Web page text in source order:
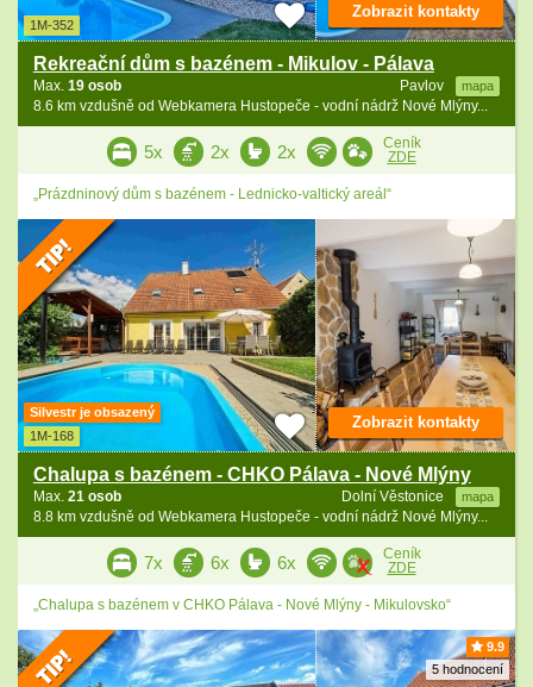
1M-352
Rekreační dům s bazénem - Mikulov - Pálava
Pavlov mapa
Max. 19 osob
8.6 km vzdušně od Webkamera Hustopeče - vodní nádrž Nové Mlýny...
Zobrazit kontakty
5x 2x 2x
Ceník
ZDE
„Prázdninový dům s bazénem - Lednicko-valtický areál“
Silvestr je obsazený
1M-168
Chalupa s bazénem - CHKO Pálava - Nové Mlýny
Dolní Věstonice mapa
Max. 21 osob
8.8 km vzdušně od Webkamera Hustopeče - vodní nádrž Nové Mlýny...
Zobrazit kontakty
7x 6x 6x
Ceník
ZDE
„Chalupa s bazénem v CHKO Pálava - Nové Mlýny - Mikulovsko“
9.9
5 hodnocení